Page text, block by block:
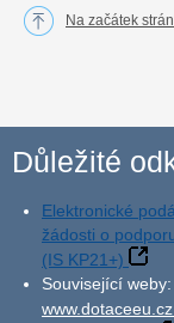
Na začátek
Důležité
Elektronické
žádosti o
(IS KP21+)
Související weby:
www.dotaceeu.cz